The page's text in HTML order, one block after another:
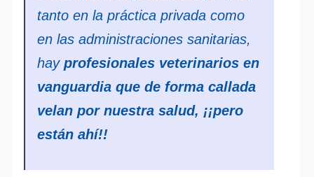
tanto en la práctica privada como
en las administraciones sanitarias,
hayprofesionales veterinarios en
vanguardia que de forma callada
velan por nuestra salud, ¡¡pero
están ahí!!